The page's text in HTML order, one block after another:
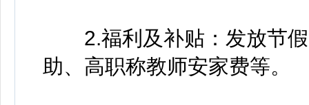
2.福利及补贴：发放节假
助、高职称教师安家费等。